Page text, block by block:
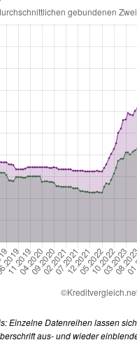
Einzelne Datenreihen lassen
aus- und wieder